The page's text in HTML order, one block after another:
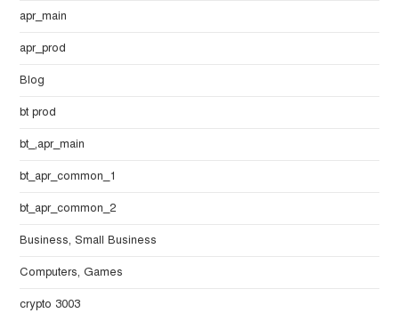
apr_main
apr_prod
Blog
bt prod
bt_,apr_main
bt_apr_common_1
bt_apr_common_2
Business, Small Business
Computers, Games
crypto 3003